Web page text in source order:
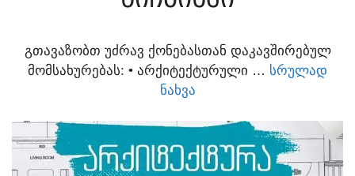
ᲒᲗᲐᲕᲐᲖᲝᲑᲗ ᲣᲫᲠᲐᲕ ᲥᲝᲜᲔᲑᲐᲡᲗᲐᲜ ᲓᲐᲙᲐᲕᲨᲘᲠᲔᲑᲣᲚ
ᲛᲝᲛᲡᲐᲮᲣᲠᲔᲑᲐᲡ:​ • ᲐᲠᲥᲘᲢᲔᲥᲢᲣᲠᲣᲚᲘ … ᲡᲠᲣᲚᲐᲓ
ᲜᲐᲮᲕᲐ